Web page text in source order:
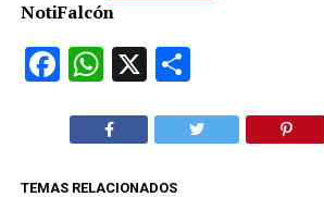
NotiFalcón
Facebook
WhatsApp
X Compartir
TEMAS RELACIONADOS